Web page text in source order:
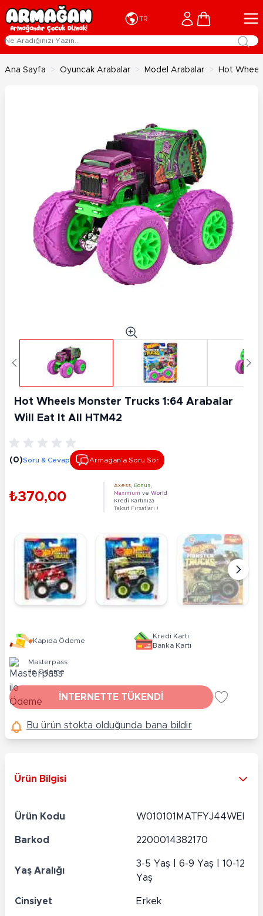
İçeriğe geç
TR Cart
Ana Sayfa > Oyuncak Arabalar > Model Arabalar > Hot
Hot Wheels Monster Trucks 1:64 Arabalar
Will Eat It All HTM42
(0)Soru & Cevap Armağan’a Soru Sor
₺370,00
Axess Bonus
Maximum ve World
Kredi Kartınıza
Taksit Fırsatları !
Kapıda Ödeme
Kredi Kartı
Banka Kartı
Masterpass
ile Ödeme
İNTERNETTE TÜKENDİ
Bu ürün stokta olduğunda bana bildir
Ürün Bilgisi
Ürün Kodu W010101MATFYJ44WEI
Barkod 2200014382170
Yaş Aralığı
3-5 Yaş | 6-9 Yaş | 10-12
Yaş
Cinsiyet Erkek